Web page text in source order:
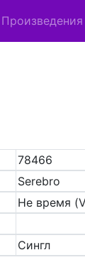
Произведения
78466
Serebro
Не время
Сингл